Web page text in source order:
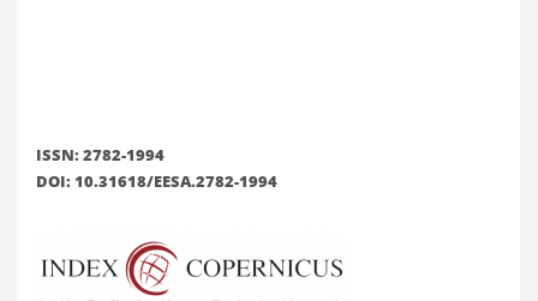
ISSN: 2782-1994
DOI: 10.31618/EESA.2782-1994